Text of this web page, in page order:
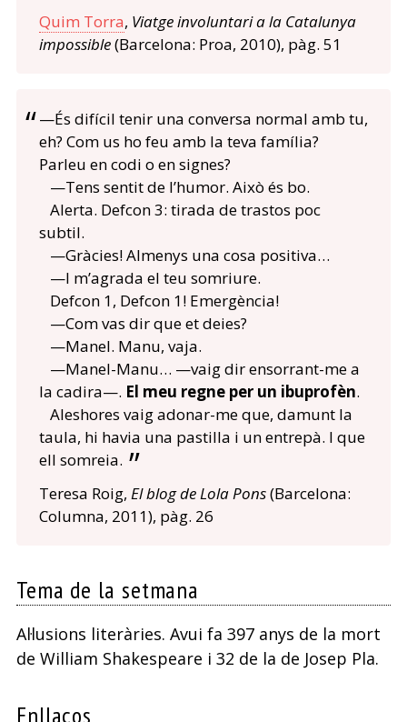
Quim Torra, Viatge involuntari a la Catalunya
impossible(Barcelona: Proa, 2010), pàg. 51
—És difícil tenir una conversa normal amb tu,
eh? Com us ho feu amb la teva família?
Parleu en codi o en signes?
—Tens sentit de l’humor. Això és bo.
Alerta. Defcon 3: tirada de trastos poc
subtil.
—Gràcies! Almenys una cosa positiva…
—I m’agrada el teu somriure.
Defcon 1, Defcon 1! Emergència!
—Com vas dir que et deies?
—Manel. Manu, vaja.
—Manel-Manu… —vaig dir ensorrant-me a
la cadira—. El meu regne per un ibuprofèn.
Aleshores vaig adonar-me que, damunt la
taula, hi havia una pastilla i un entrepà. I que
ell somreia.
Teresa Roig, El blog de Lola Pons(Barcelona:
Columna, 2011), pàg. 26
Tema de la setmana
Al·lusions literàries. Avui fa 397 anys de la mort
de William Shakespeare i 32 de la de Josep Pla.
Enllaços